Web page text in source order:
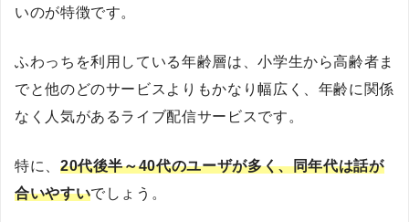
いのが特徴です。
ふわっちを利用している年齢層は、小学生から高齢者ま
でと他のどのサービスよりもかなり幅広く、年齢に関係
なく人気があるライブ配信サービスです。
特に、 20代後半～40代のユーザが多く、同年代は話が
合いやすいでしょう。